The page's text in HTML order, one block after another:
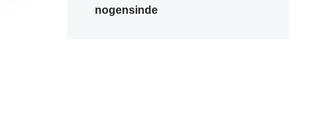
nogensinde